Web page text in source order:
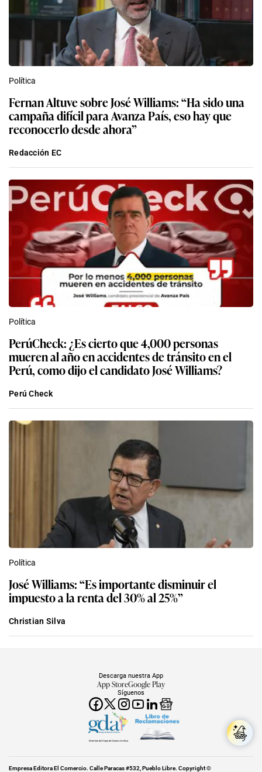
Política
Fernan Altuve sobre José Williams: “Ha sido una
campaña difícil para Avanza País, eso hay que
reconocerlo desde ahora”
Redacción EC
Política
PerúCheck: ¿Es cierto que 4,000 personas
mueren al año en accidentes de tránsito en el
Perú, como dijo el candidato José Williams?
Perú Check
Política
José Williams: “Es importante disminuir el
impuesto a la renta del 30% al 25%”
Christian Silva
Síguenos
Descarga nuestra App
App StoreGoogle Play
Miembro del Grupo de Diarios América
Empresa Editora El Comercio. Calle Paracas #532, Pueblo Libre. Copyright ©